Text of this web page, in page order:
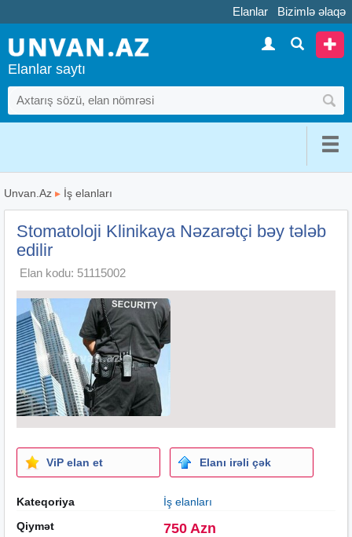
Elanlar Bizimlə əlaqə
Elanlar saytı
Unvan.Az ▸ İş elanları
Stomatoloji Klinikaya Nəzarətçi bəy tələb
edilir
Elan kodu: 51115002
ViP elan et Elanı irəli çək
Kateqoriya
İş elanları
Qiymət
750 Azn